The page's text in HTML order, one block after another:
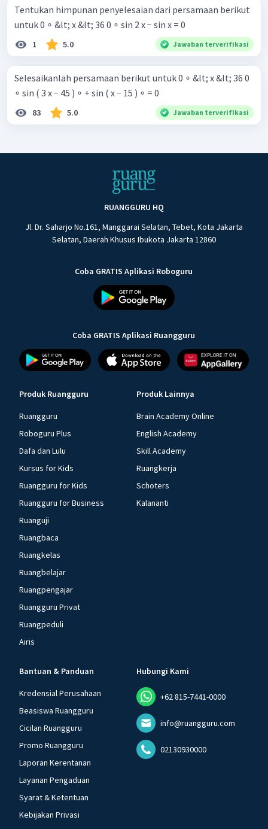
Tentukan himpunan penyelesaian dari persamaan berikut
untuk 0 ∘ &lt; x &lt; 36 0 ∘ sin 2 x − sin x = 0
1 5.0 Jawaban terverifikasi
Selesaikanlah persamaan berikut untuk 0 ∘ &lt; x &lt; 36 0
∘ sin ( 3 x − 45 ) ∘ + sin ( x − 15 ) ∘ = 0
83 5.0 Jawaban terverifikasi
RUANGGURU HQ
Jl. Dr. Saharjo No.161, Manggarai Selatan, Tebet, Kota Jakarta
Selatan, Daerah Khusus Ibukota Jakarta 12860
Coba GRATIS Aplikasi Roboguru
Coba GRATIS Aplikasi Ruangguru
Produk Ruangguru
Ruangguru
Roboguru Plus
Dafa dan Lulu
Kursus for Kids
Ruangguru for Kids
Ruangguru for Business
Ruanguji
Ruangbaca
Ruangkelas
Ruangbelajar
Ruangpengajar
Ruangguru Privat
Ruangpeduli
Airis
Produk Lainnya
Brain Academy Online
English Academy
Skill Academy
Ruangkerja
Schoters
Kalananti
Bantuan & Panduan
Kredensial Perusahaan
Beasiswa Ruangguru
Cicilan Ruangguru
Promo Ruangguru
Laporan Kerentanan
Layanan Pengaduan
Syarat & Ketentuan
Kebijakan Privasi
Hubungi Kami
+62 815-7441-0000
info@ruangguru.com
02130930000